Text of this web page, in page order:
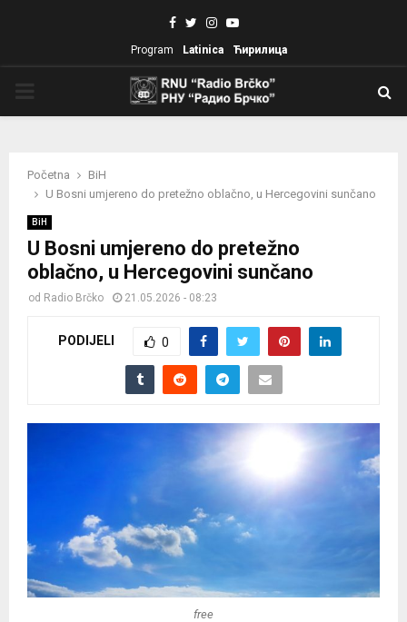
Facebook
TwitterInstagram
Youtube
Program Latinica Ћирилица
Početna
BiH
U Bosni umjereno do pretežno oblačno, u Hercegovini sunčano
BiH
U Bosni umjereno do pretežno
oblačno, u Hercegovini sunčano
od Radio Brčko 21.05.2026 - 08:23
PODIJELI 0
free